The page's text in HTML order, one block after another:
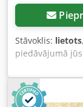
Stāvoklis: lietots
piedāvājumā
“Epson
Epson
jūsu vēlmēm.
Kopā: 0 lapas